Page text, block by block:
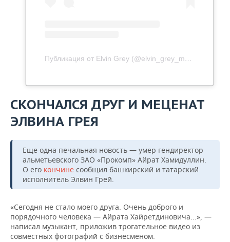
Публикация от Elvin Grey (@elvin_grey_music)
СКОНЧАЛСЯ ДРУГ И МЕЦЕНАТ
ЭЛВИНА ГРЕЯ
Еще одна печальная новость — умер гендиректор
альметьевского ЗАО «Прокомп» Айрат Хамидуллин.
О его кончине сообщил башкирский и татарский
исполнитель Элвин Грей.
«Сегодня не стало моего друга. Очень доброго и
порядочного человека — Айрата Хайретдиновича...», —
написал музыкант, приложив трогательное видео из
совместных фотографий с бизнесменом.